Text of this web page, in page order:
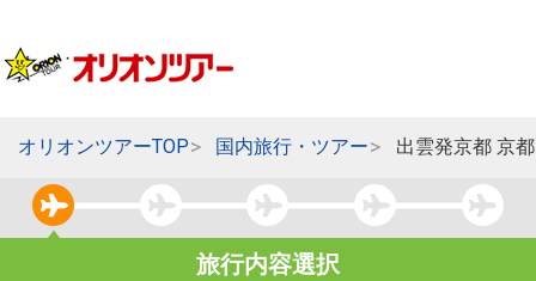
オリオンツアーTOP 国内旅行・ツアー 出雲発京都 京
旅行内容選択